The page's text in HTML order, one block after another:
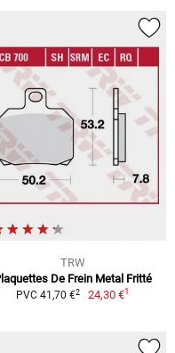
TRW
De Frein Metal Fritté
PVC 41,70 €2 24,30 €1